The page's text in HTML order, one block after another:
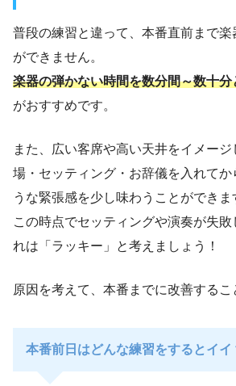
普段の練習と違って、本番直前まで楽
ができません。
楽器の弾かない時間を数分間～数十
がおすすめです。
また、広い客席や高い天井をイメー
場・セッティング・お辞儀を入れてか
うな緊張感を少し味わうことができま
この時点でセッティングや演奏が失
れは「ラッキー」と考えましょう！
原因を考えて、本番までに改善するこ
本番前日はどんな練習をするとイイ